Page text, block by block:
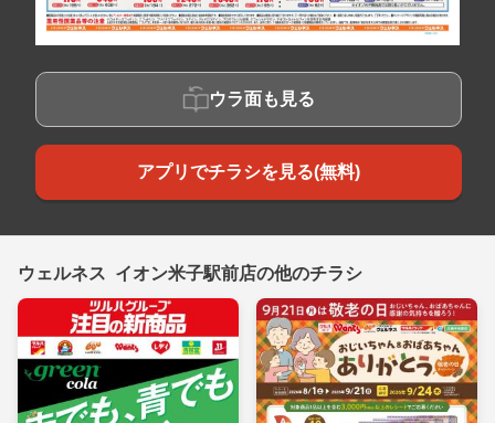
ウラ面も見る
アプリでチラシを見る(無料)
ウェルネス イオン米子駅前店の他のチラシ